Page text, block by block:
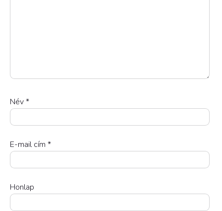
Név*
E-mail cím *
Honlap